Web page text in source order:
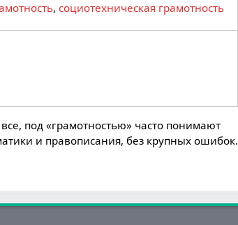
,социотехническая грамотность
под «грамотностью» часто понимают
и правописания, без крупных ошибок.